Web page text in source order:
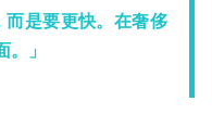
而是要更快。在奢侈
」